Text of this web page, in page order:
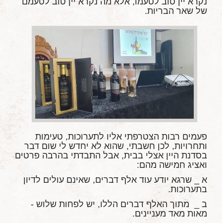
של שאר הבריות.
פעמים רבות הצטרפתי אליו לתערוכות, טעימות
ותחרויות, לכן חשבתי, שהוא לא יחדש לי שום דבר
בסדנת היין אצלי בבית, אבל התבדתי בהרבה פרטים
ואציג חמישה מהם:
א _ שרגא יודע עוד אלף דברים, שאינם עולים לדיון
בתערוכות.
ב _ מתוך האלף דברים הללו, יש לפחות שלוש -
מאות מאד מעניינים.